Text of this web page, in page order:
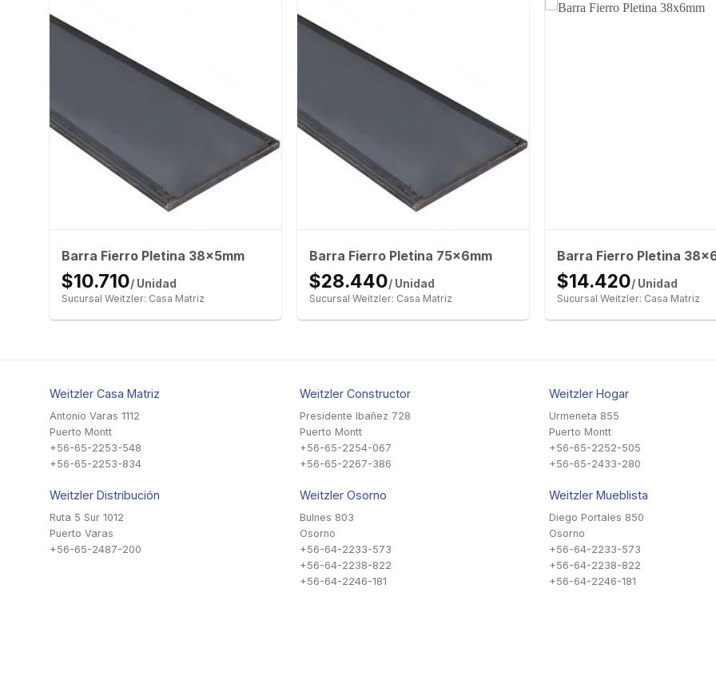
Barra Fierro Pletina 38x5mm
$10.710/ Unidad
Sucursal Weitzler: Casa Matriz
Barra Fierro Pletina 75x6mm
$28.440/ Unidad
Sucursal Weitzler: Casa Matriz
Barra Fierro Pletina
$14.420/ Unidad
Sucursal Weitzler: Casa Matriz
Weitzler Casa Matriz
Antonio Varas 1112
Puerto Montt
+56-65-2253-548
+56-65-2253-834
Weitzler Distribución
Ruta 5 Sur 1012
Puerto Varas
+56-65-2487-200
Weitzler Constructor
Presidente Ibañez 728
Puerto Montt
+56-65-2254-067
+56-65-2267-386
Weitzler Osorno
Bulnes 803
Osorno
+56-64-2233-573
+56-64-2238-822
+56-64-2246-181
Weitzler Hogar
Urmeneta 855
Puerto Montt
+56-65-2252-505
+56-65-2433-280
Weitzler Mueblista
Diego Portales 850
Osorno
+56-64-2233-573
+56-64-2238-822
+56-64-2246-181